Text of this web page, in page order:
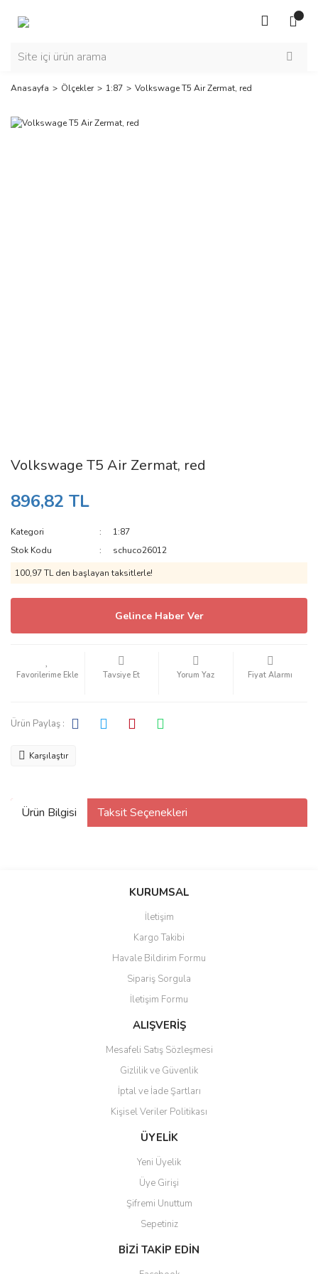
Anasayfa Ölçekler 1:87 Volkswage T5 Air Zermat, red
Volkswage T5 Air Zermat, red
896,82 TL
Kategori
1:87
Stok Kodu
schuco26012
100,97 TL den başlayan taksitlerle!
Gelince Haber Ver
Tavsiye Et Yorum Yaz Fiyat Alarmı
Ürün Paylaş :
Karşılaştır
Ürün Bilgisi Taksit Seçenekleri
KURUMSAL
İletişim
Kargo Takibi
Havale Bildirim Formu
Sipariş Sorgula
İletişim Formu
ALIŞVERİŞ
Mesafeli Satış Sözleşmesi
Gizlilik ve Güvenlik
İptal ve İade Şartları
Kişisel Veriler Politikası
ÜYELİK
Yeni Üyelik
Üye Girişi
Şifremi Unuttum
Sepetiniz
BİZİ TAKİP EDİN